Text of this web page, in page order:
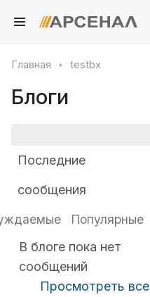
Главная testbx
Блоги
Последние
сообщения
Популярные
В блоге пока нет
сообщений
Просмотреть все